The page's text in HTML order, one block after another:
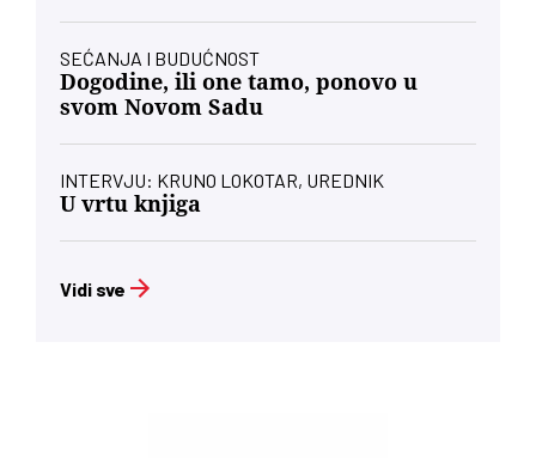
SEĆANJA I BUDUĆNOST
Dogodine, ili one tamo, ponovo u
svom Novom Sadu
INTERVJU: KRUNO LOKOTAR, UREDNIK
U vrtu knjiga
Vidi sve